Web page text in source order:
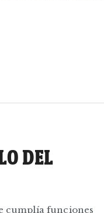
DEL
cumplía funciones